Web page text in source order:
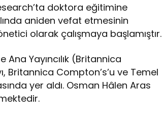
doktora eğitimine
aniden vefat etmesinin
olarak çalışmaya başlamıştır.
Ana Yayıncılık (Britannica
Britannica Compton’s’u ve Temel
yer aldı. Osman Hâlen Aras